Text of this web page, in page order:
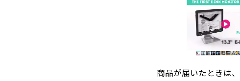
商品が届いたときは